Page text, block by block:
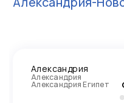
Александрия
Александрия
Александрия Египет